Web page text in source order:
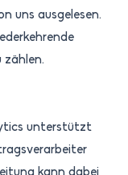
uns ausgelesen.
zählen.
unterstützt